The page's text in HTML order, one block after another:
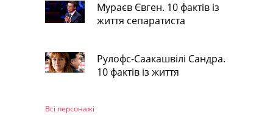
Мураєв Євген. 10 фактів із
життя сепаратиста
Рулофс-Саакашвілі Сандра.
10 фактів із життя
Всі персонажi